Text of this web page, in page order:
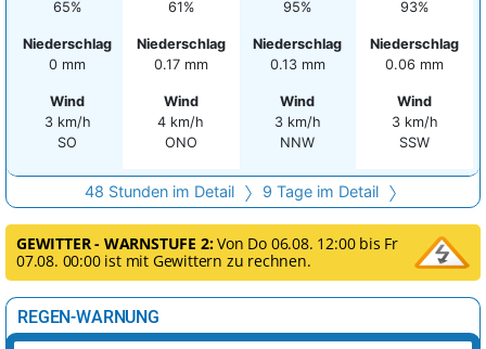
65%
Niederschlag
0 mm
Wind
3 km/h
SO
61%
Niederschlag
0.17 mm
Wind
4 km/h
ONO
95%
Niederschlag
0.13 mm
Wind
3 km/h
NNW
93%
Niederschlag
0.06 mm
Wind
3 km/h
SSW
48 Stunden im Detail 9 Tage im Detail
GEWITTER - WARNSTUFE 2:Von Do 06.08. 12:00 bis Fr
07.08. 00:00 ist mit Gewittern zu rechnen.
REGEN-WARNUNG